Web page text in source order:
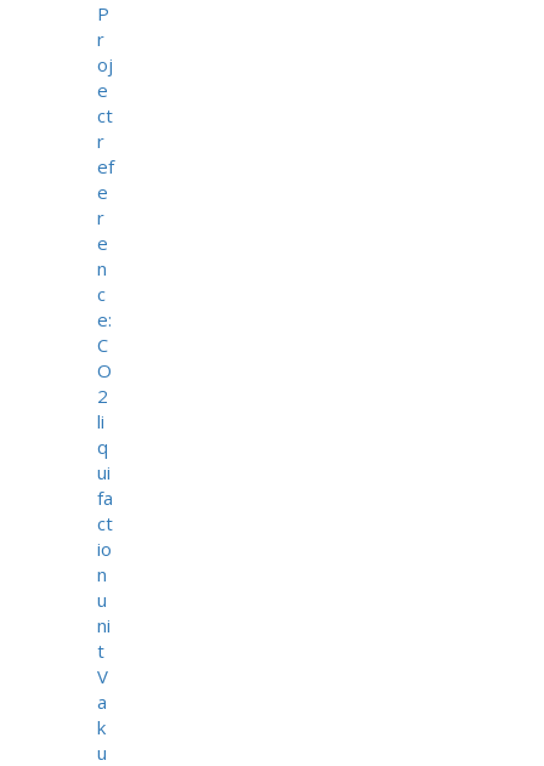
P
r
oj
e
ct
r
ef
e
r
e
n
c
e:
C
O
2
li
q
ui
fa
ct
io
n
u
ni
t
V
a
k
u